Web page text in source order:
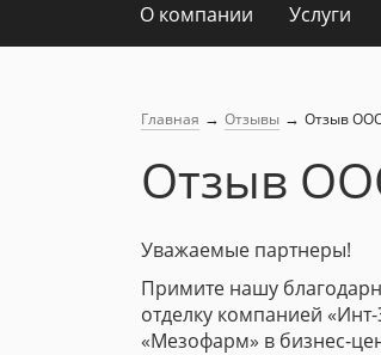
О компании Услуги
Главная → Отзывы → Отзыв
Отзыв
Уважаемые партнеры!
Примите нашу
отделку компанией
«Мезофарм» в бизнес-